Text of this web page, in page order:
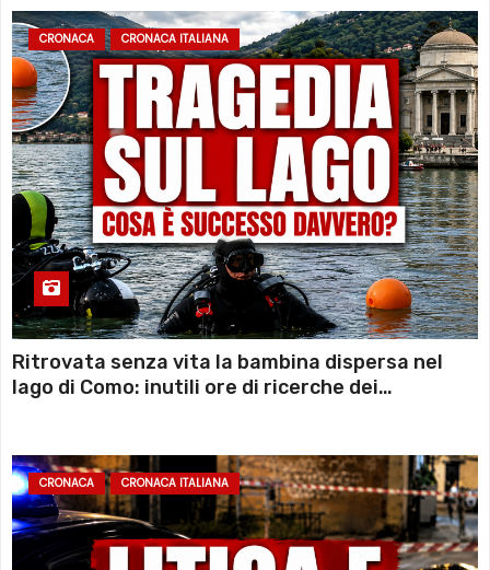
CRONACA CRONACA ITALIANA
Ritrovata senza vita la bambina dispersa nel
lago di Como: inutili ore di ricerche dei
CRONACA CRONACA ITALIANA